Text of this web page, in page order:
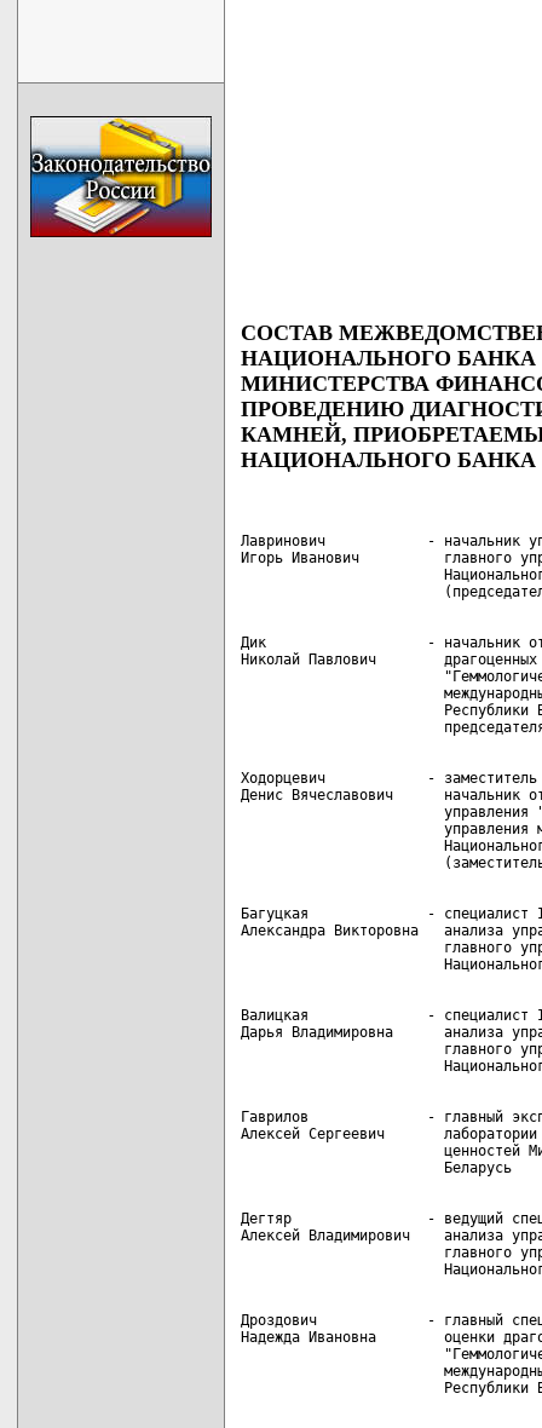
СОСТАВ
НАЦИОНАЛЬНОГО БАНКА
МИНИСТЕРСТВА
ПРОВЕДЕНИЮ
КАМНЕЙ,
НАЦИОНАЛЬНОГО БАНКА
Лавринович            - начальник
Игорь Иванович          главного
Дик                   - начальник
Николай Павлович        драгоценных
Республики
Ходорцевич            - заместитель
Денис Вячеславович      начальник
управления
управления
Багуцкая              - специалист I
Александра Викторовна   анализа
главного
Валицкая              - специалист I
Дарья Владимировна      анализа
главного
Гаврилов              - главный
Алексей Сергеевич       лаборатории
ценностей
Дегтяр                - ведущий
Алексей Владимирович    анализа
главного
Дроздович             - главный
Надежда Ивановна        оценки